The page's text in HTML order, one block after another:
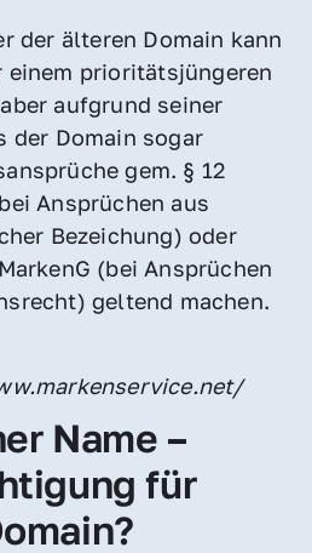
der älteren Domain kann
einem prioritätsjüngeren
aufgrund seiner
der Domain sogar
gem. § 12
Ansprüchen aus
Bezeichung) oder
(bei Ansprüchen
geltend machen.
Name –
für